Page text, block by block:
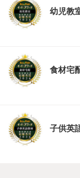
幼児教
食材宅
子供英